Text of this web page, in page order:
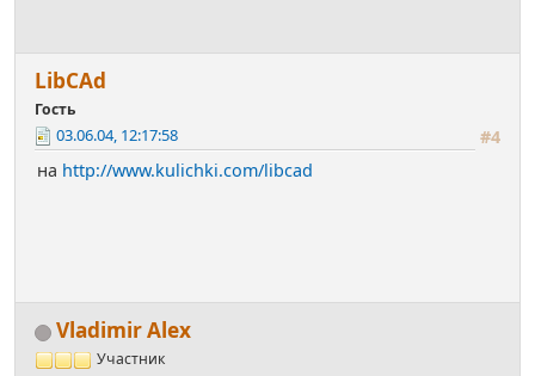
LibСАd
Гость
#4
03.06.04, 12:17:58
на http://www.kulichki.com/libcad
Vladimir Alex
Участник